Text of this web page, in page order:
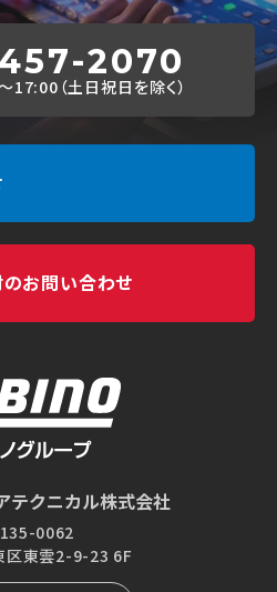
2070
17:00（土日祝日を除く）
お問い合わせ
テクニカル株式会社
0062
区東雲2-9-23 6F